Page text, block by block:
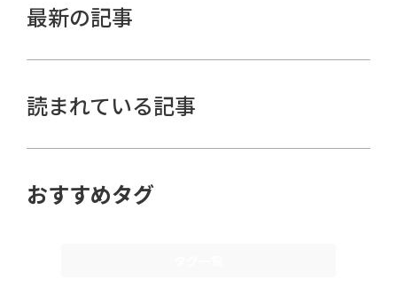
最新の記事
読まれている記事
おすすめタグ